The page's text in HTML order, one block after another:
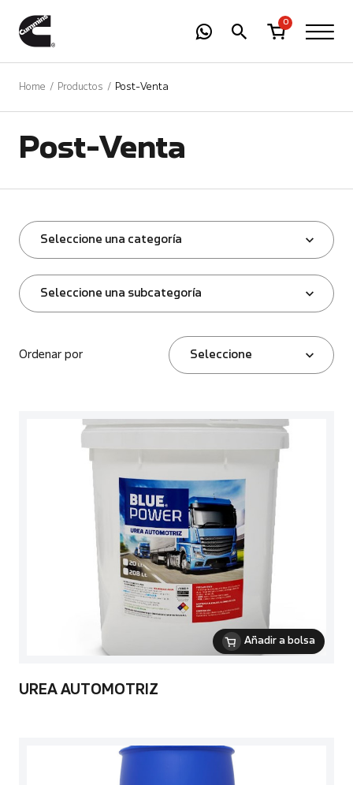
0
Home Productos Post-Venta
Post-Venta
Seleccione una categoría
Seleccione una subcategoría
Ordenar por Seleccione
Añadir a bolsa
UREA AUTOMOTRIZ